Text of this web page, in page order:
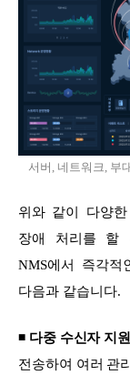
서버, 네트워크, 부
위와 같이 다양
장애 처리를 할
NMS에서 즉각
다음과 같습니다.
◾ 다중 수신자 지원
전송하여 여러 관